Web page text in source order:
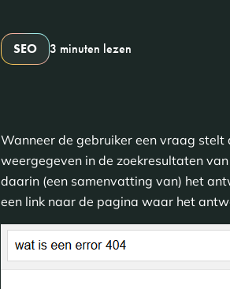
SEO 3 minuten lezen
Wanneer de gebruiker een vraag stelt
weergegeven in de zoekresultaten
daarin (een samenvatting van) het
een link naar de pagina waar het